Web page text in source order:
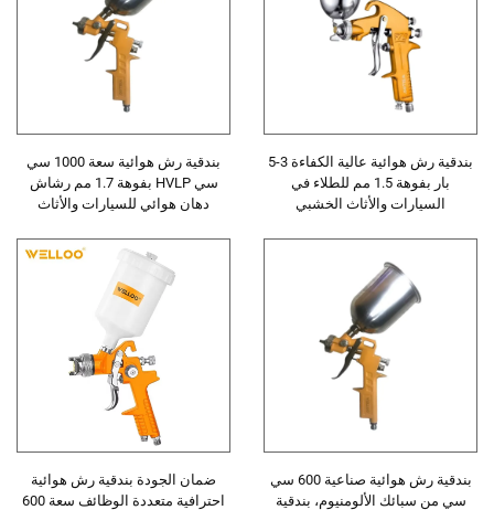
بندقية رش هوائية عالية الكفاءة 3-5
بار بفوهة 1.5 مم للطلاء في
السيارات والأثاث الخشبي
بندقية رش هوائية سعة 1000 سي
سي HVLP بفوهة 1.7 مم رشاش
دهان هوائي للسيارات والأثاث
بندقية رش هوائية صناعية 600 سي
سي من سبائك الألومنيوم، بندقية
ضمان الجودة بندقية رش هوائية
احترافية متعددة الوظائف سعة 600